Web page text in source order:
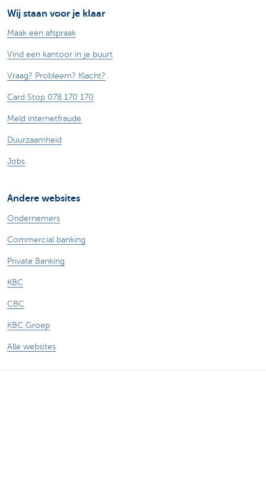
Wij staan voor je klaar
Maak een afspraak
Vind een kantoor in je buurt
Vraag? Probleem? Klacht?
Card Stop 078 170 170
Meld internetfraude
Duurzaamheid
Jobs
Andere websites
Ondernemers
Commercial banking
Private Banking
KBC
CBC
KBC Groep
Alle websites